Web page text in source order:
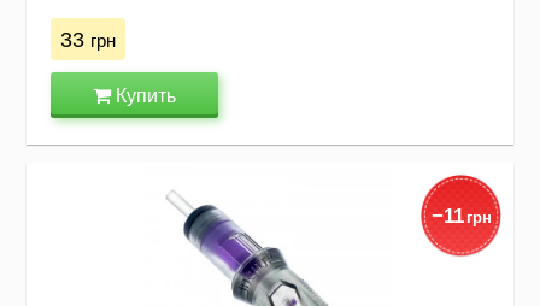
33 грн
Купить
−11грн